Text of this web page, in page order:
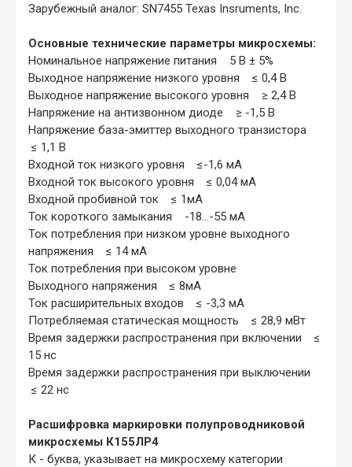
Зарубежный аналог: SN7455 Texas Insruments, Inc.
Основные технические параметры микросхемы:
Номинальное напряжение питания 5 В ± 5%
Выходное напряжение низкого уровня ≤ 0,4 В
Выходное напряжение высокого уровня ≥ 2,4 В
Напряжение на антизвонном диоде ≥ -1,5 В
Напряжение база-эмиттер выходного транзистора
≤ 1,1 В
Входной ток низкого уровня ≤-1,6 мА
Входной ток высокого уровня ≤ 0,04 мА
Входной пробивной ток ≤ 1мА
Ток короткого замыкания -18...-55 мА
Ток потребления при низком уровне выходного
напряжения ≤ 14 мА
Ток потребления при высоком уровне
Выходного напряжения ≤ 8мА
Ток расширительных входов ≤ -3,3 мА
Потребляемая статическая мощность ≤ 28,9 мВт
Время задержки распространения при включении ≤
15 нс
Время задержки распространения при выключении
≤ 22 нс
Расшифровка маркировки полупроводниковой
микросхемы К155ЛР4
К - буква, указывает на микросхему категории